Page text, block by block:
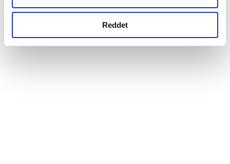
Metnimizi ziyaret edebilirsiniz.
okumak ve sitemizi ziyaretiniz kapsamında
Reddet